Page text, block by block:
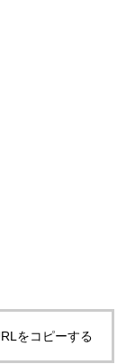
をコピーする